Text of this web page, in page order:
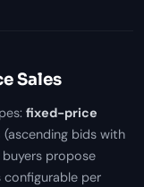
Sales
fixed-price
(ascending bids with
buyers propose
configurable per